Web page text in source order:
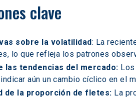
clave
sobre la volatilidad: La
lo que refleja los patrones
las tendencias del mercado:
aún un cambio cíclico en el
de la proporción de fletes: La